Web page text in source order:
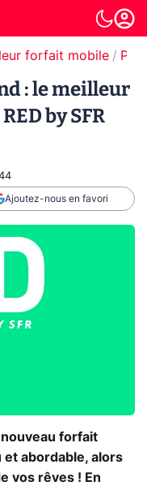
forfait mobile
: le meilleur
by SFR
Ajoutez-nous en favori
forfait
et abordable, alors
vos rêves ! En